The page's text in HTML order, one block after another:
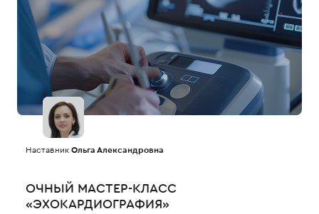
НаставникОльга Александровна
ОЧНЫЙ МАСТЕР-КЛАСС
«ЭХОКАРДИОГРАФИЯ»